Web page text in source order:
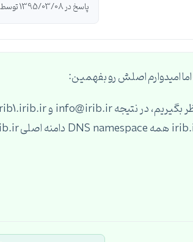
پاسخ در 1395/03/08 توسط
امیدوارم اصلش رو بفهمین: